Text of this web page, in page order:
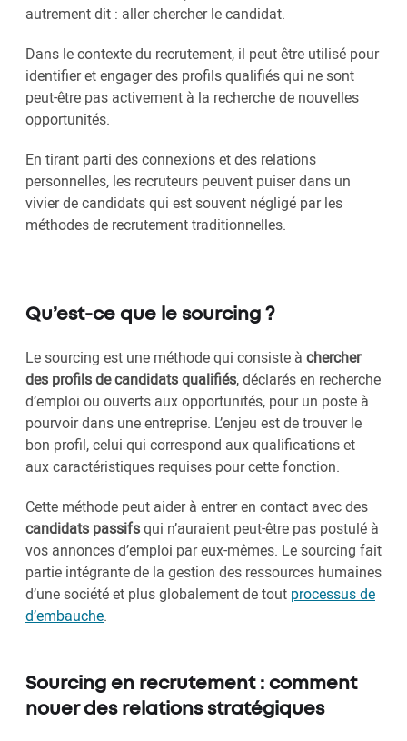
autrement dit : aller chercher le candidat.
Dans le contexte du recrutement, il peut être utilisé pour
identifier et engager des profils qualifiés qui ne sont
peut-être pas activement à la recherche de nouvelles
opportunités.
En tirant parti des connexions et des relations
personnelles, les recruteurs peuvent puiser dans un
vivier de candidats qui est souvent négligé par les
méthodes de recrutement traditionnelles.
Qu’est-ce que le sourcing ?
Le sourcing est une méthode qui consiste à chercher
des profils de candidats qualifiés, déclarés en recherche
d’emploi ou ouverts aux opportunités, pour un poste à
pourvoir dans une entreprise. L’enjeu est de trouver le
bon profil, celui qui correspond aux qualifications et
aux caractéristiques requises pour cette fonction.
Cette méthode peut aider à entrer en contact avec des
candidats passifsqui n’auraient peut-être pas postulé à
vos annonces d’emploi par eux-mêmes. Le sourcing fait
partie intégrante de la gestion des ressources humaines
d’une société et plus globalement de tout processus de
d’embauche.
Sourcing en recrutement : comment
nouer des relations stratégiques